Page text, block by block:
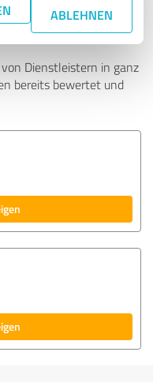
ABLEHNEN
finden - mit
Dienstleistern in ganz
bereits bewertet und